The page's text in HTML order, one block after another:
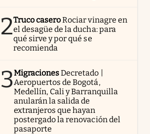
2Truco caseroRociar vinagre en
el desagüe de la ducha: para
qué sirve y por qué se
recomienda
3MigracionesDecretado |
Aeropuertos de Bogotá,
Medellín, Cali y Barranquilla
anularán la salida de
extranjeros que hayan
postergado la renovación del
pasaporte